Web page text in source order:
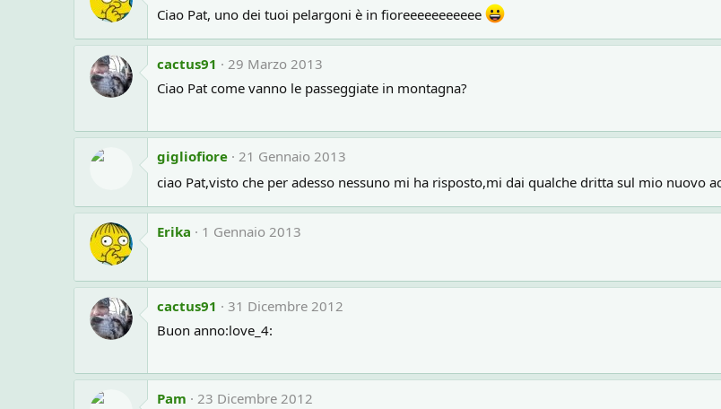
Ciao Pat, uno dei tuoi pelargoni è in fioreeeeeeeeeee
cactus91
29 Marzo 2013
Ciao Pat come vanno le passeggiate in montagna?
gigliofiore
21 Gennaio 2013
ciao Pat,visto che per adesso nessuno mi ha risposto,mi dai qualche dritta sul mio nuovo
Erika 1 Gennaio 2013
cactus91
31 Dicembre 2012
Buon anno:love_4:
Pam 23 Dicembre 2012